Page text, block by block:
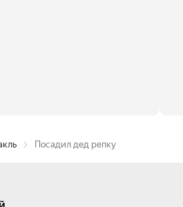
Посадил дед репку